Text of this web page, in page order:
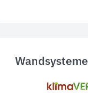
Wandsysteme